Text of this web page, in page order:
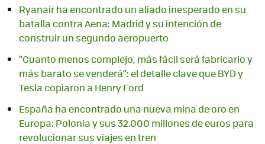
Ryanair ha encontrado un aliado inesperado en su
batalla contra Aena: Madrid y su intención de
construir un segundo aeropuerto
“Cuanto menos complejo, más fácil será fabricarlo y
más barato se venderá”: el detalle clave que BYD y
Tesla copiaron a Henry Ford
España ha encontrado una nueva mina de oro en
Europa: Polonia y sus 32.000 millones de euros para
revolucionar sus viajes en tren